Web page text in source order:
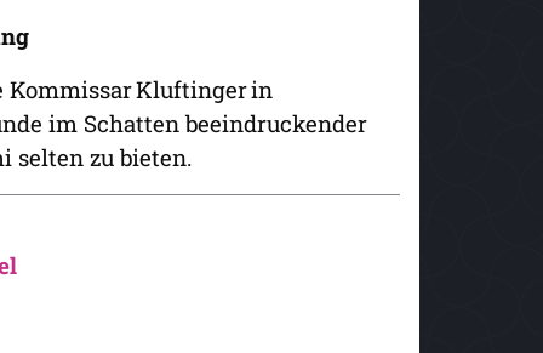
Kommissar Kluftinger in
im Schatten beeindruckender
selten zu bieten.